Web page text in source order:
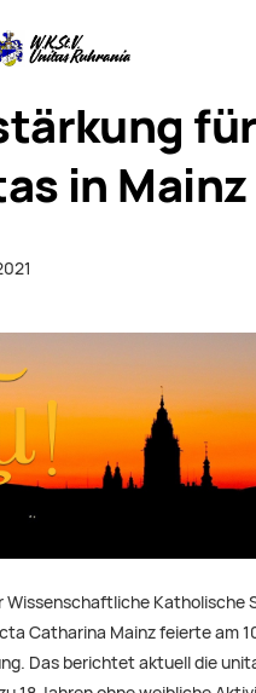
in Mainz
Wissenschaftliche Katholische
Catharina Mainz feierte am
Das berichtet aktuell die